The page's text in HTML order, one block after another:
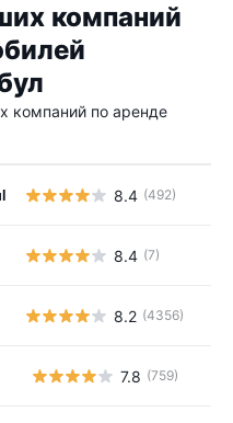
компаний
компаний по аренде
8.4 (492)
8.4 (7)
8.2 (4356)
7.8 (759)